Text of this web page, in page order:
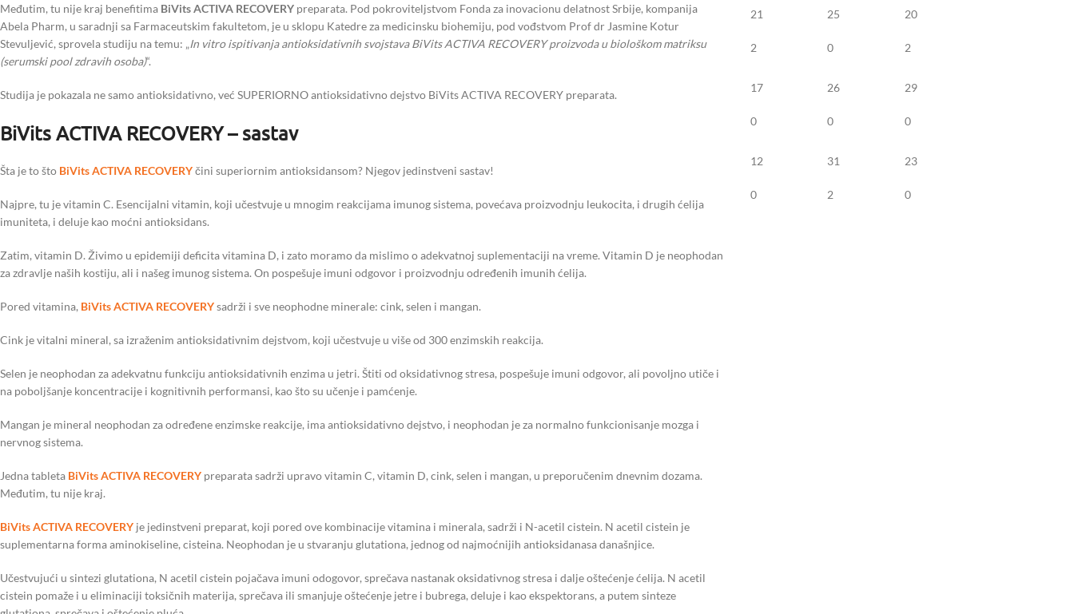
Međutim, tu nije kraj benefitima BiVits ACTIVA RECOVERY preparata. Pod pokroviteljstvom Fonda za inovacionu delatnost Srbije, kompanija
Abela Pharm, u saradnji sa Farmaceutskim fakultetom, je u sklopu Katedre za medicinsku biohemiju, pod vođstvom Prof dr Jasmine Kotur
Stevuljević, sprovela studiju na temu: „In vitro ispitivanja antioksidativnih svojstava BiVits ACTIVA RECOVERY proizvoda u biološkom matriksu
(serumski pool zdravih osoba)“.
Studija je pokazala ne samo antioksidativno, već SUPERIORNO antioksidativno dejstvo BiVits ACTIVA RECOVERY preparata.
BiVits ACTIVA RECOVERY – sastav
Šta je to što BiVits ACTIVA RECOVERYčini superiornim antioksidansom? Njegov jedinstveni sastav!
Najpre, tu je vitamin C. Esencijalni vitamin, koji učestvuje u mnogim reakcijama imunog sistema, povećava proizvodnju leukocita, i drugih ćelija
imuniteta, i deluje kao moćni antioksidans.
Zatim, vitamin D. Živimo u epidemiji deficita vitamina D, i zato moramo da mislimo o adekvatnoj suplementaciji na vreme. Vitamin D je neophodan
za zdravlje naših kostiju, ali i našeg imunog sistema. On pospešuje imuni odgovor i proizvodnju određenih imunih ćelija.
Pored vitamina, BiVits ACTIVA RECOVERYsadrži i sve neophodne minerale: cink, selen i mangan.
Cink je vitalni mineral, sa izraženim antioksidativnim dejstvom, koji učestvuje u više od 300 enzimskih reakcija.
Selen je neophodan za adekvatnu funkciju antioksidativnih enzima u jetri. Štiti od oksidativnog stresa, pospešuje imuni odgovor, ali povoljno utiče i
na poboljšanje koncentracije i kognitivnih performansi, kao što su učenje i pamćenje.
Mangan je mineral neophodan za određene enzimske reakcije, ima antioksidativno dejstvo, i neophodan je za normalno funkcionisanje mozga i
nervnog sistema.
Jedna tableta BiVits ACTIVA RECOVERY preparata sadrži upravo vitamin C, vitamin D, cink, selen i mangan, u preporučenim dnevnim dozama.
Međutim, tu nije kraj.
BiVits ACTIVA RECOVERY je jedinstveni preparat, koji pored ove kombinacije vitamina i minerala, sadrži i N-acetil cistein. N acetil cistein je
suplementarna forma aminokiseline, cisteina. Neophodan je u stvaranju glutationa, jednog od najmoćnijih antioksidanasa današnjice.
Učestvujući u sintezi glutationa, N acetil cistein pojačava imuni odogovor, sprečava nastanak oksidativnog stresa i dalje oštećenje ćelija. N acetil
cistein pomaže i u eliminaciji toksičnih materija, sprečava ili smanjuje oštećenje jetre i bubrega, deluje i kao ekspektorans, a putem sinteze
21
2
25
0
20
2
17
0
26
0
29
0
12
0
31
2
23
0